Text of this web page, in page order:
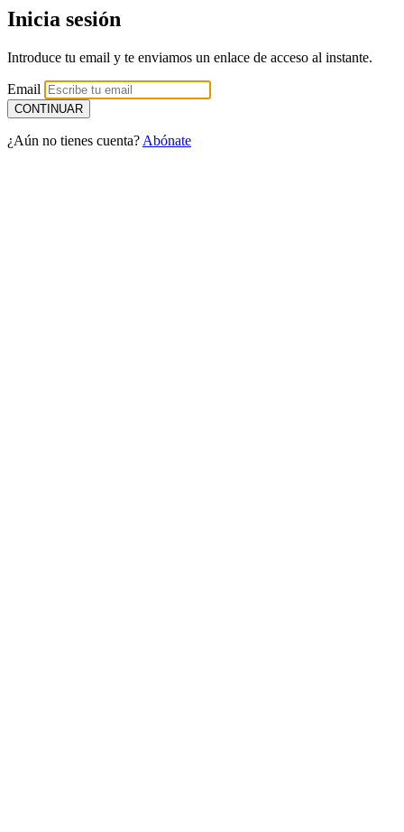
Inicia sesión
Introduce tu email y te enviamos un enlace de acceso al instante.
Email
¿Aún no tienes cuenta? Abónate